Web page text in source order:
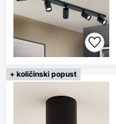
+ količinski popust